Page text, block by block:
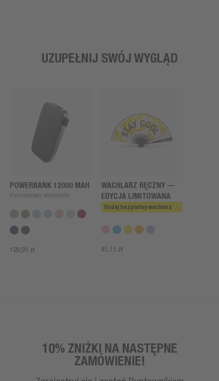
UZUPEŁNIJ SWÓJ WYGLĄD
POWERBANK 12000 MAH
Kieszonkowy akumulator
129,99 zł
WACHLARZ RĘCZNY —
EDYCJA LIMITOWANA
Dodaj bezpłatny wachlarz
45,15 zł
10% ZNIŻKI NA NASTĘPNE
ZAMÓWIENIE!